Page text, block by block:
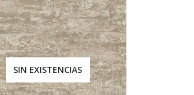
SIN EXISTENCIAS